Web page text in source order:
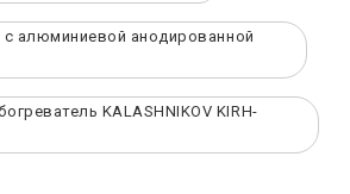
с алюминиевой анодированной
KALASHNIKOV KIRH-